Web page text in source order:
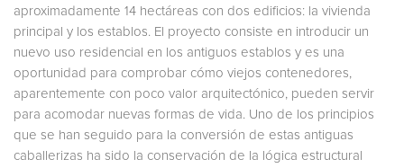
aproximadamente 14 hectáreas con dos edificios: la vivienda
principal y los establos. El proyecto consiste en introducir un
nuevo uso residencial en los antiguos establos y es una
oportunidad para comprobar cómo viejos contenedores,
aparentemente con poco valor arquitectónico, pueden servir
para acomodar nuevas formas de vida. Uno de los principios
que se han seguido para la conversión de estas antiguas
caballerizas ha sido la conservación de la lógica estructural